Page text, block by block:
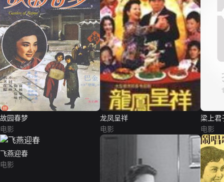
故园春梦
电影
龙凤呈祥
电影
梁上君
电影
飞燕迎春
电影